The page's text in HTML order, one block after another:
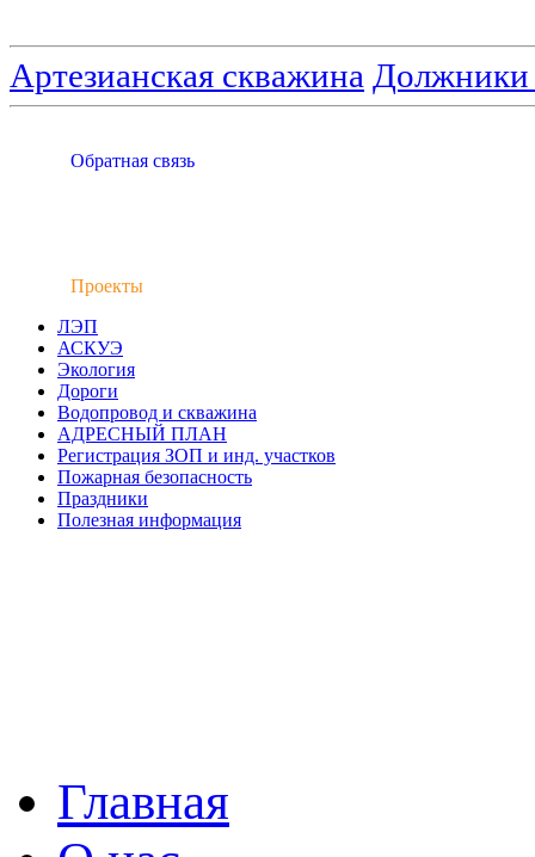
Артезианская скважина Должники
Обратная связь
Проекты
ЛЭП
АСКУЭ
Экология
Дороги
Водопровод и скважина
АДРЕСНЫЙ ПЛАН
Регистрация ЗОП и инд. участков
Пожарная безопасность
Праздники
Полезная информация
Главная